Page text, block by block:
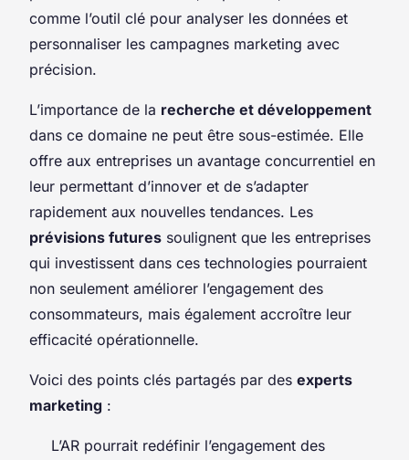
comme l’outil clé pour analyser les données et
personnaliser les campagnes marketing avec
précision.
L’importance de la recherche et développement
dans ce domaine ne peut être sous-estimée. Elle
offre aux entreprises un avantage concurrentiel en
leur permettant d’innover et de s’adapter
rapidement aux nouvelles tendances. Les
prévisions futures soulignent que les entreprises
qui investissent dans ces technologies pourraient
non seulement améliorer l’engagement des
consommateurs, mais également accroître leur
efficacité opérationnelle.
Voici des points clés partagés par des experts
marketing :
L’AR pourrait redéfinir l’engagement des